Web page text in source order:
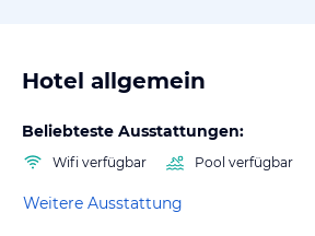
Hotel allgemein
Beliebteste Ausstattungen:
Wifi verfügbar Pool verfügbar
Weitere Ausstattung